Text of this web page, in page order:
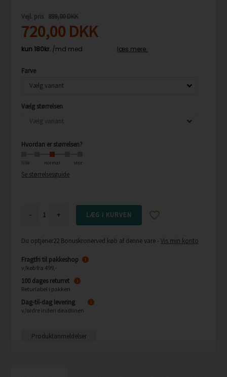
Vejl. pris 899,00 DKK
720,00 DKK
Farve
Vælg størrelsen
Hvordan er størrelsen?
lille normal stor
Se størrelsesguide
- +
Du optjener22 Bonuskronerved køb af denne vare -Vis min konto
Fragtfri til pakkeshop
v/køb fra 499,-
i
100 dages returret
Returlabel i pakken
i
Dag-til-dag levering
v/ordre inden deadlinen
i
Produktanmeldelser